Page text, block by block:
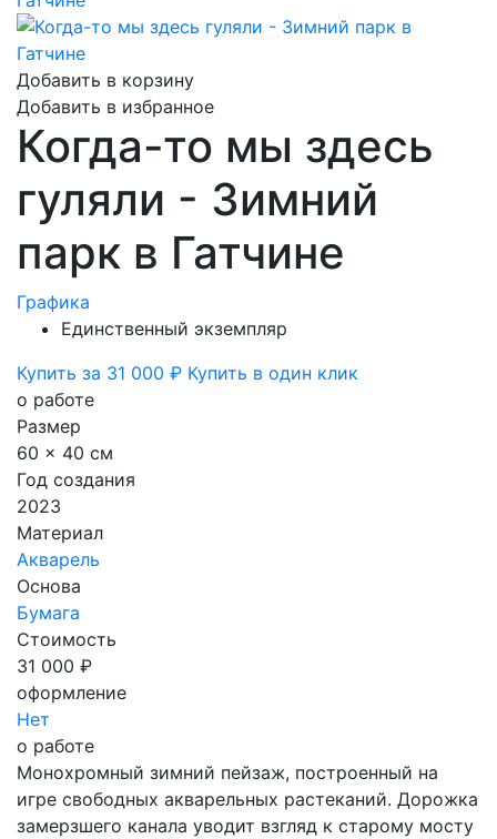
Добавить в корзину
Добавить в избранное
Когда-то мы здесь
гуляли - Зимний
парк в Гатчине
Графика
Единственный экземпляр
Купить за 31 000 ₽ Купить в один клик
о работе
Размер
60 x 40 см
Год создания
2023
Материал
Акварель
Основа
Бумага
Стоимость
31 000 ₽
оформление
Нет
о работе
Монохромный зимний пейзаж, построенный на
игре свободных акварельных растеканий. Дорожка
замерзшего канала уводит взгляд к старому мосту